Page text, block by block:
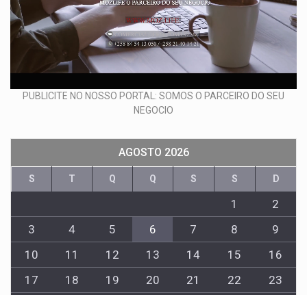
PUBLICITE NO NOSSO PORTAL: SOMOS O PARCEIRO DO SEU
NEGOCIO
AGOSTO 2026
S T Q Q S S D
1
2
3
4 5 6 7 8
9
10
11 12 13 14 15
16
17
18 19 20 21 22
23